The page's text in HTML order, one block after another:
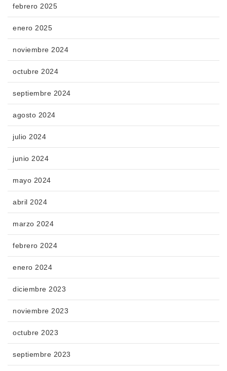
febrero 2025
enero 2025
noviembre 2024
octubre 2024
septiembre 2024
agosto 2024
julio 2024
junio 2024
mayo 2024
abril 2024
marzo 2024
febrero 2024
enero 2024
diciembre 2023
noviembre 2023
octubre 2023
septiembre 2023